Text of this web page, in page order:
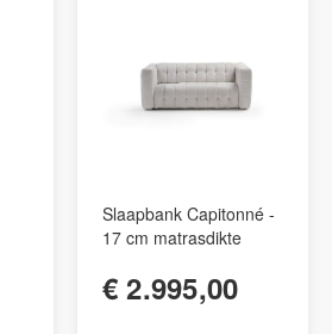
Slaapbank Capitonné -
17 cm matrasdikte
€ 2.995,00